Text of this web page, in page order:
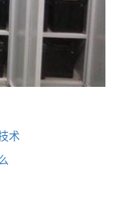
术